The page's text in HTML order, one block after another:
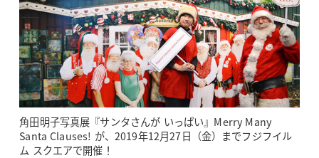
角田明子写真展『サンタさんが いっぱい』Merry Many
Santa Clauses! が、2019年12月27日（金）までフジフイル
ム スクエアで開催！